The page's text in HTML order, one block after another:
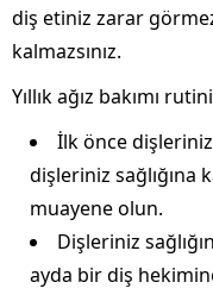
diş etiniz zarar
kalmazsınız.
Yıllık ağız bakımı
İlk önce
dişleriniz sağlığına
muayene olun.
Dişleriniz
ayda bir diş